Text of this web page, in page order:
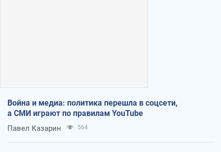
Война и медиа: политика перешла в соцсети,
а СМИ играют по правилам YouTube
Павел Казарин 564